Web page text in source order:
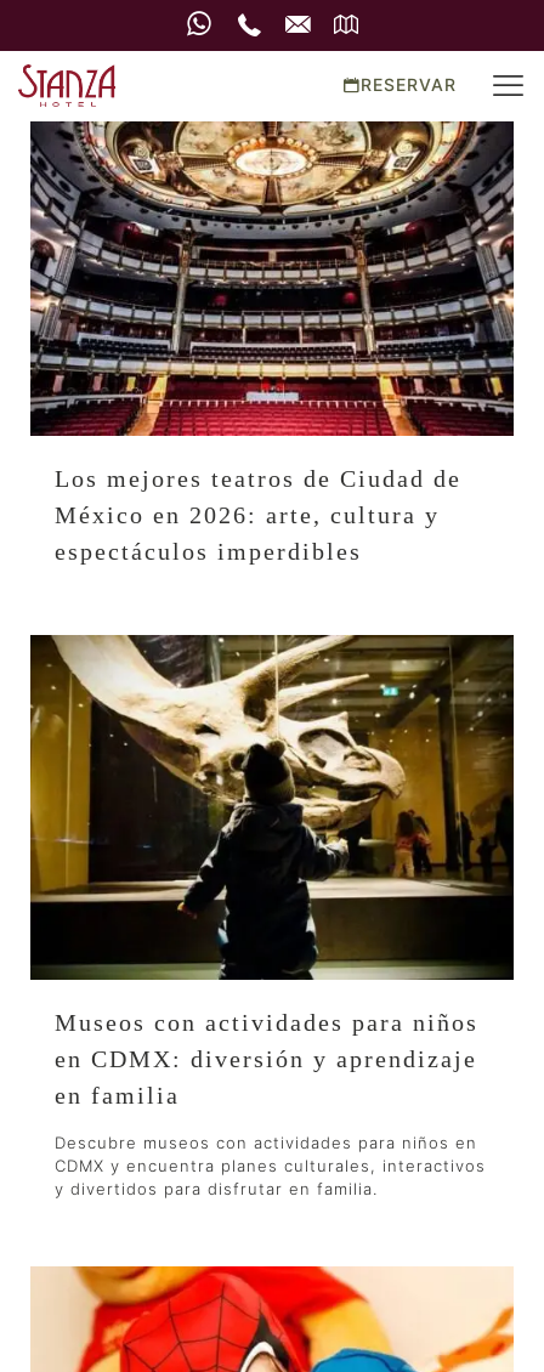
RESERVAR
Los mejores teatros de Ciudad de
México en 2026: arte, cultura y
espectáculos imperdibles
Museos con actividades para niños
en CDMX: diversión y aprendizaje
en familia
Descubre museos con actividades para niños en
CDMX y encuentra planes culturales, interactivos
y divertidos para disfrutar en familia.